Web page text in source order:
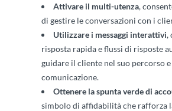
Attivare il multi-utenza,
di gestire le conversazioni con i
Utilizzare i messaggi interattivi,
risposta rapida e flussi di risposte
guidare il cliente nel suo percorso
comunicazione.
Ottenere la spunta verde di
simbolo di affidabilità che rafforza